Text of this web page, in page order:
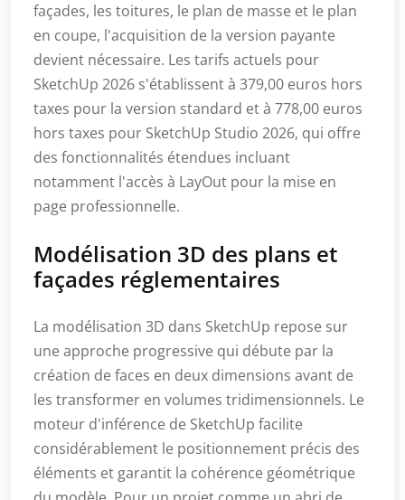
façades, les toitures, le plan de masse et le plan
en coupe, l'acquisition de la version payante
devient nécessaire. Les tarifs actuels pour
SketchUp 2026 s'établissent à 379,00 euros hors
taxes pour la version standard et à 778,00 euros
hors taxes pour SketchUp Studio 2026, qui offre
des fonctionnalités étendues incluant
notamment l'accès à LayOut pour la mise en
page professionnelle.
Modélisation 3D des plans et
façades réglementaires
La modélisation 3D dans SketchUp repose sur
une approche progressive qui débute par la
création de faces en deux dimensions avant de
les transformer en volumes tridimensionnels. Le
moteur d'inférence de SketchUp facilite
considérablement le positionnement précis des
éléments et garantit la cohérence géométrique